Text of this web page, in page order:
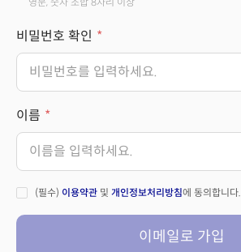
비밀번호 확인
이름
(필수) 이용약관 및 개인정보처리방침에 동의합니다.
이메일로 가입